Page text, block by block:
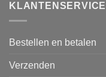
KLANTENSERVICE
Bestellen en betalen
Verzenden